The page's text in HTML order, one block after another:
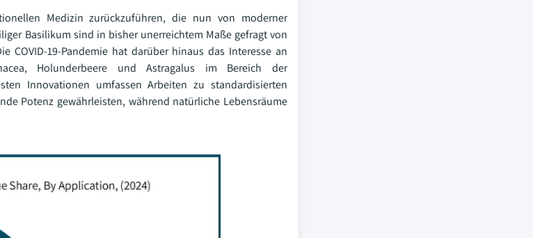
Medizin zurückzuführen, die nun von moderner
Basilikum sind in bisher unerreichtem Maße gefragt von
COVID-19-Pandemie hat darüber hinaus das Interesse an
Holunderbeere und Astragalus im Bereich der
Innovationen umfassen Arbeiten zu standardisierten
Potenz gewährleisten, während natürliche Lebensräume